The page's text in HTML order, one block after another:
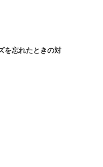
を忘れたときの対